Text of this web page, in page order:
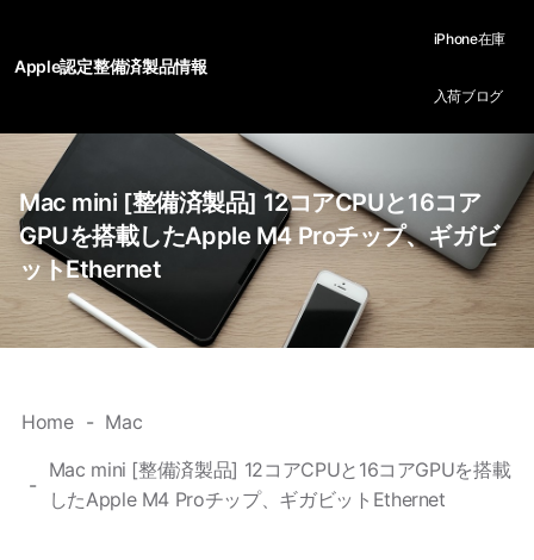
Apple認定整備済製品情報
iPhone在庫
入荷ブログ
Mac mini [整備済製品] 12コアCPUと16コア
GPUを搭載したApple M4 Proチップ、ギガビ
ットEthernet
Home Mac
Mac mini [整備済製品] 12コアCPUと16コアGPUを搭載
したApple M4 Proチップ、ギガビットEthernet